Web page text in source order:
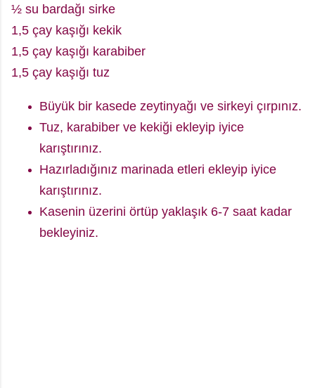
½ su bardağı sirke
1,5 çay kaşığı kekik
1,5 çay kaşığı karabiber
1,5 çay kaşığı tuz
Büyük bir kasede zeytinyağı ve sirkeyi çırpınız.
Tuz, karabiber ve kekiği ekleyip iyice
karıştırınız.
Hazırladığınız marinada etleri ekleyip iyice
karıştırınız.
Kasenin üzerini örtüp yaklaşık 6-7 saat kadar
bekleyiniz.